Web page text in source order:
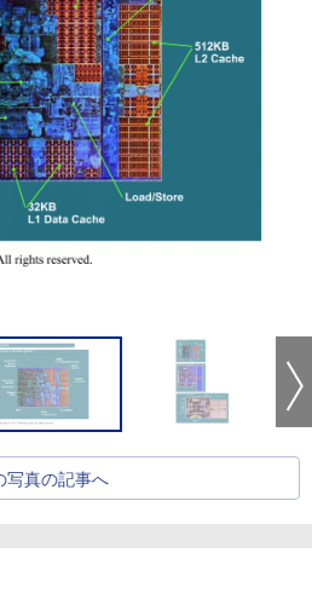
写真の記事へ